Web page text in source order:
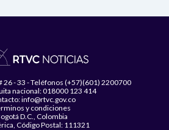
26 - 33 - Teléfonos (+57)(601) 2200700
nacional: 018000 123 414
info@rtvc.gov.co
y condiciones
D.C., Colombia
Código Postal: 111321